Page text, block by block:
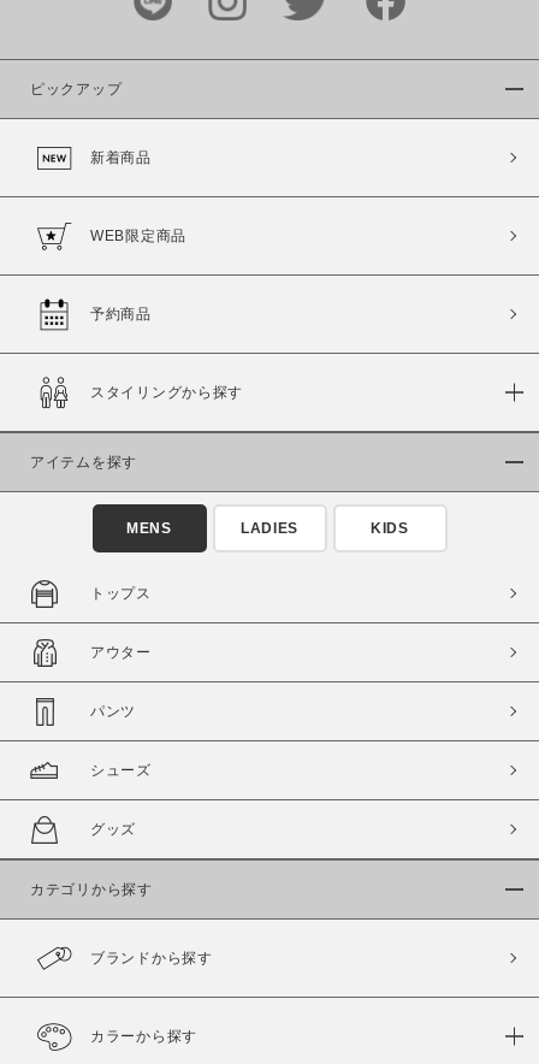
ピックアップ
新着商品
WEB限定商品
予約商品
スタイリングから探す
アイテムを探す
MENS LADIES KIDS
トップス
アウター
パンツ
シューズ
グッズ
カテゴリから探す
ブランドから探す
カラーから探す